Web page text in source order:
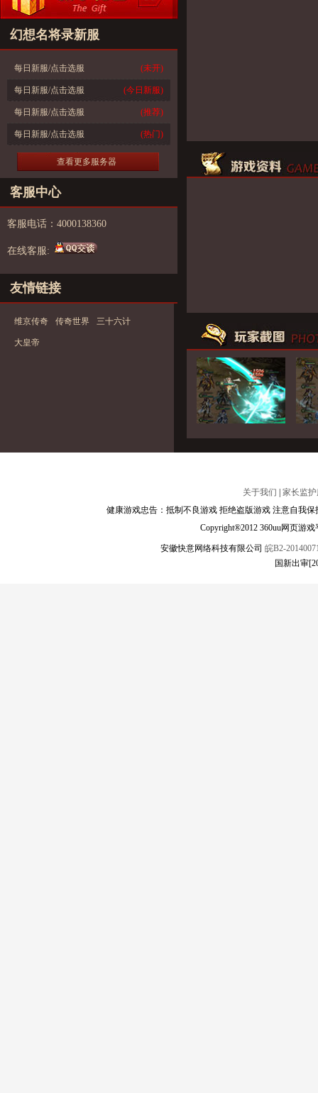
幻想名将录新服
每日新服/点击选服 (未开)
每日新服/点击选服 (今日新服)
每日新服/点击选服 (推荐)
每日新服/点击选服 (热门)
查看更多服务器
客服中心
客服电话：4000138360
在线客服:
友情链接
维京传奇 传奇世界 三十六计
大皇帝
关于我们
家长监
健康游戏忠告：抵制不良游戏 拒绝盗版游戏 注意自我
Copyright®2012 360uu网页游
安徽快意网络科技有限公司 皖B2-
国新出审